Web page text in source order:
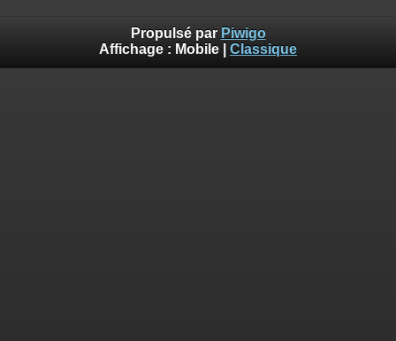
Propulsé par Piwigo
Affichage : Mobile Classique